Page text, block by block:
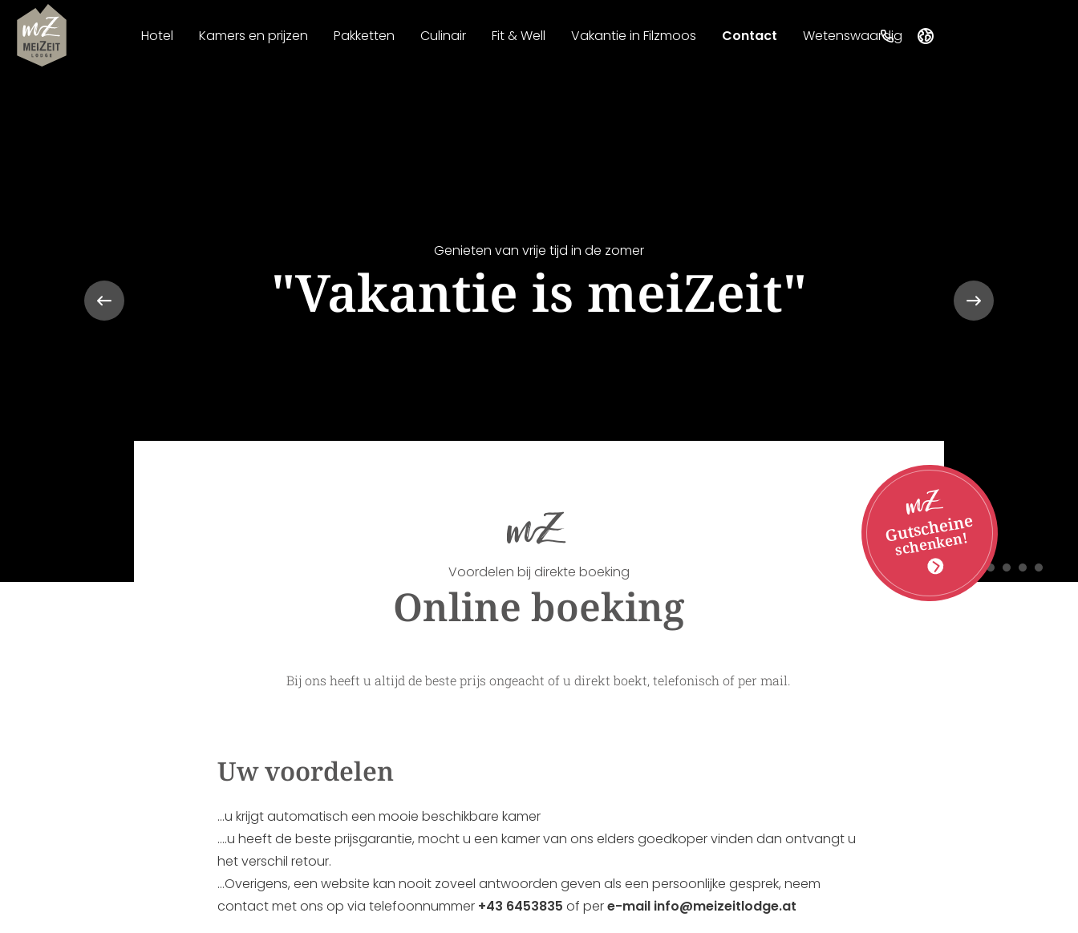
Hotel Kamers en prijzen Pakketten Culinair Fit & Well Vakantie in Filzmoos Contact Wetenswaardig
Genieten van vrije tijd in de zomer
"Vakantie is meiZeit"
Gutscheine
schenken!
Voordelen bij direkte boeking
Online boeking
Bij ons heeft u altijd de beste prijs ongeacht of u direkt boekt, telefonisch of per mail.
Uw voordelen
…u krijgt automatisch een mooie beschikbare kamer
….u heeft de beste prijsgarantie, mocht u een kamer van ons elders goedkoper vinden dan ontvangt u
het verschil retour.
…Overigens, een website kan nooit zoveel antwoorden geven als een persoonlijke gesprek, neem
contact met ons op via telefoonnummer +43 6453835of pere-mail info@meizeitlodge.at